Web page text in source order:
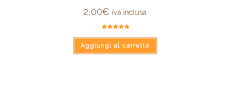
2,00€ iva inclusa
5.00
su 5
Aggiungi al carrello